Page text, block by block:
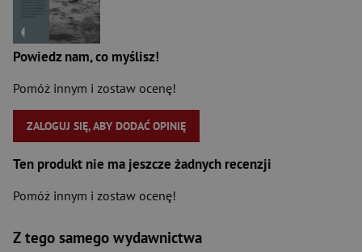
Powiedz nam, co myślisz!
Pomóż innym i zostaw ocenę!
ZALOGUJ SIĘ, ABY DODAĆ OPINIĘ
Ten produkt nie ma jeszcze żadnych recenzji
Pomóż innym i zostaw ocenę!
Z tego samego wydawnictwa